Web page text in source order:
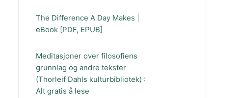
The Difference A Day Makes |
eBook [PDF, EPUB]
Meditasjoner over filosofiens
grunnlag og andre tekster
(Thorleif Dahls kulturbibliotek) :
Alt gratis å lese